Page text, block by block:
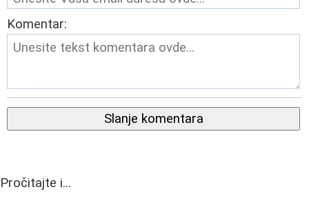
Komentar:
Slanje komentara
Pročitajte i...